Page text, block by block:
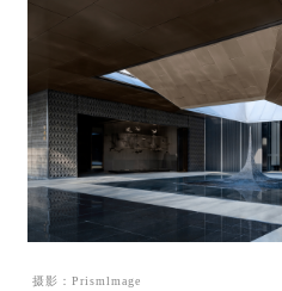
摄影：Prismlmage